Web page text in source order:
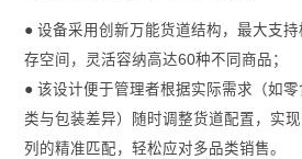
● 设备采用创新万能货道结构，最大支
存空间，灵活容纳高达60种不同商品；
● 该设计便于管理者根据实际需求（如
类与包装差异）随时调整货道配置，实
列的精准匹配，轻松应对多品类销售。